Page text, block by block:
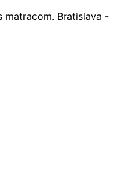
matracom. Bratislava -